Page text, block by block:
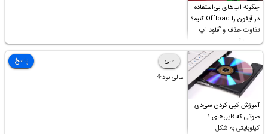
چگونه اپ‌های بی‌استفاده
در آیفون را Offload کنیم؟
تفاوت حذف و آفلود اپ
چیست؟
آموزش کپی کردن سی‌دی
صوتی که فایل‌های ۱
کیلوبایتی به شکل
علی
عالی بود⚘
پاسخ